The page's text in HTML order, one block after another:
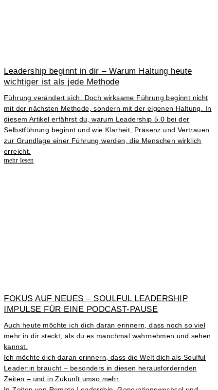
Leadership beginnt in dir – Warum Haltung heute
wichtiger ist als jede Methode
Führung verändert sich. Doch wirksame Führung beginnt nicht
mit der nächsten Methode, sondern mit der eigenen Haltung. In
diesem Artikel erfährst du, warum Leadership 5.0 bei der
Selbstführung beginnt und wie Klarheit, Präsenz und Vertrauen
zur Grundlage einer Führung werden, die Menschen wirklich
erreicht.
mehr lesen
FOKUS AUF NEUES – SOULFUL LEADERSHIP
IMPULSE FÜR EINE PODCAST-PAUSE
Auch heute möchte ich dich daran erinnern, dass noch so viel
mehr in dir steckt, als du es manchmal wahrnehmen und sehen
kannst.
Ich möchte dich daran erinnern, dass die Welt dich als Soulful
Leader:in braucht – besonders in diesen herausfordernden
Zeiten – und in Zukunft umso mehr.